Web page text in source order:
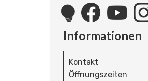
Informationen
Kontakt
Öffnungszeiten